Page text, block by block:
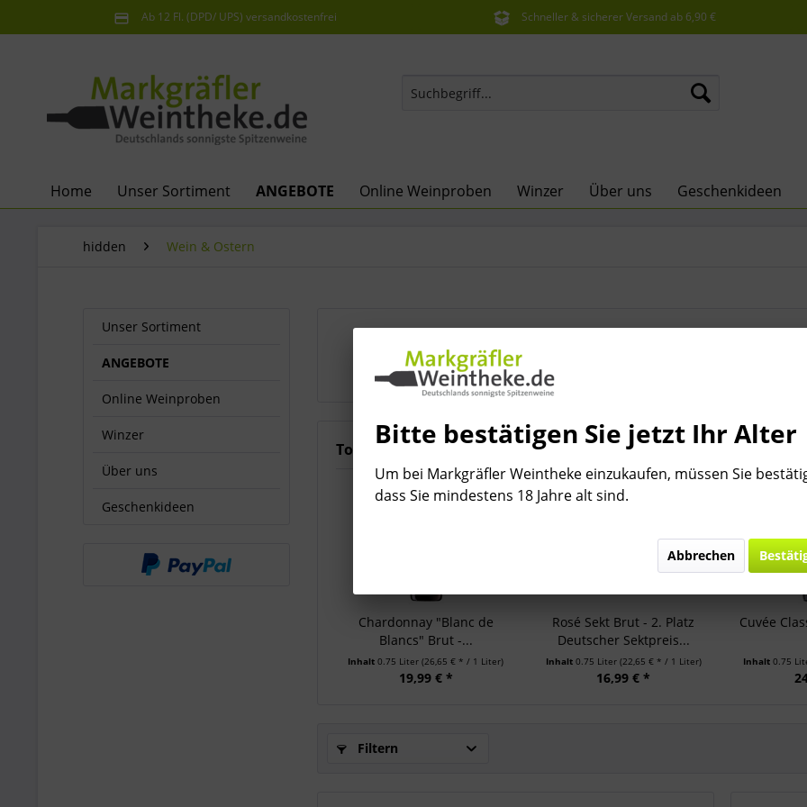
Ab 12 Fl. (DPD/ UPS) versandkostenfrei
Schneller & sicherer Versand ab 6,90 €
Home Unser Sortiment ANGEBOTE Online Weinproben Winzer Über uns Geschenkideen
hidden Wein & Ostern
Unser Sortiment
ANGEBOTE
Online Weinproben
Winzer
Über uns
Geschenkideen
Wein & Ostern
Topseller
Chardonnay "Blanc de
Blancs" Brut -...
Inhalt0.75 Liter(26,65 € * / 1 Liter)
19,99 € *
THEKEN TIPP
Rosé Sekt Brut - 2. Platz
Deutscher Sektpreis...
Inhalt 0.75 Liter (22,65 € * / 1 Liter)
16,99 € *
Cuvée
Inhalt0.75
Filtern
Bitte bestätigen Sie jetzt Ihr Alter
Um bei Markgräfler Weintheke einzukaufen, müssen Sie
dass Sie mindestens 18 Jahre alt sind.
Abbrechen